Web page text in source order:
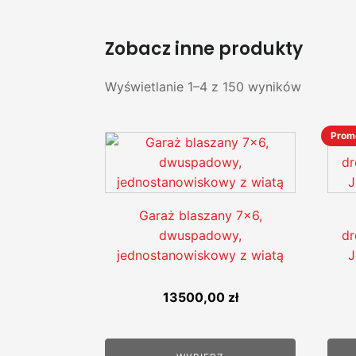
Zobacz inne produkty
Wyświetlanie 1–4 z 150 wyników
Garaż blaszany 7x6,
dwuspadowy,
jednostanowiskowy z wiatą
13500,00 zł
Ten